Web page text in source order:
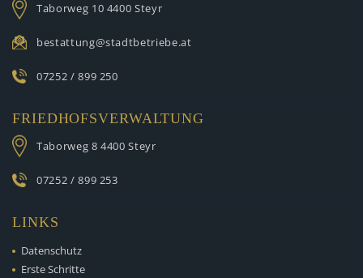
Taborweg 10 4400 Steyr
bestattung@stadtbetriebe.at
07252 / 899 250
FRIEDHOFSVERWALTUNG
Taborweg 8 4400 Steyr
07252 / 899 253
LINKS
Datenschutz
Erste Schritte